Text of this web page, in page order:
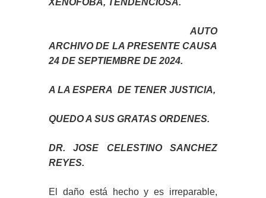
XENOFOBA, TENDENCIOSA.
AUTO
ARCHIVO DE LA PRESENTE CAUSA
24 DE SEPTIEMBRE DE 2024.
A LA ESPERA DE TENER JUSTICIA,
QUEDO A SUS GRATAS ORDENES.
DR. JOSE CELESTINO SANCHEZ
REYES.
El daño está hecho y es irreparable,